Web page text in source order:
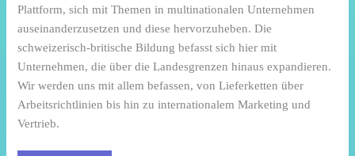
Plattform, sich mit Themen in multinationalen Unternehmen
auseinanderzusetzen und diese hervorzuheben. Die
schweizerisch-britische Bildung befasst sich hier mit
Unternehmen, die über die Landesgrenzen hinaus expandieren.
Wir werden uns mit allem befassen, von Lieferketten über
Arbeitsrichtlinien bis hin zu internationalem Marketing und
Vertrieb.